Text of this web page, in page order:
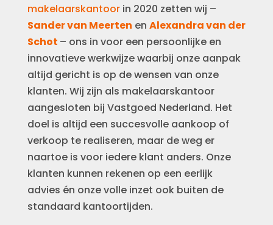
makelaarskantoorin 2020 zetten wij –
Sander van Meerten en Alexandra van der
Schot – ons in voor een persoonlijke en
innovatieve werkwijze waarbij onze aanpak
altijd gericht is op de wensen van onze
klanten. Wij zijn als makelaarskantoor
aangesloten bij Vastgoed Nederland. Het
doel is altijd een succesvolle aankoop of
verkoop te realiseren, maar de weg er
naartoe is voor iedere klant anders. Onze
klanten kunnen rekenen op een eerlijk
advies én onze volle inzet ook buiten de
standaard kantoortijden.